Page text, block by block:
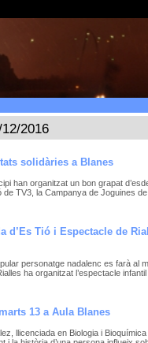
2016
solidàries a Blanes
han organitzat un bon grapat
TV3, la Campanya de Joguines
d’Es Tió i Espectacle de
personatge nadalenc es farà al
ha organitzat l’espectacle
13 a Aula Blanes
llicenciada en Biologia i